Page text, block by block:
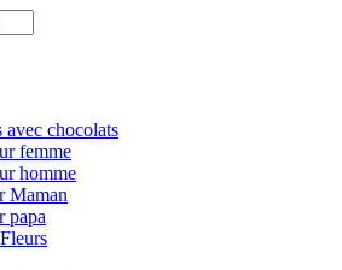
avec chocolats
femme
homme
Maman
papa